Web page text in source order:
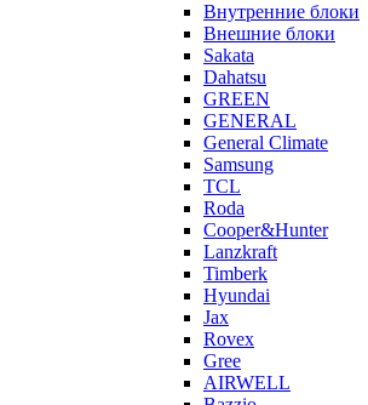
Внутренние блоки
Внешние блоки
Sakata
Dahatsu
GREEN
GENERAL
General Climate
Samsung
TCL
Roda
Cooper&Hunter
Lanzkraft
Timberk
Hyundai
Jax
Rovex
Gree
AIRWELL